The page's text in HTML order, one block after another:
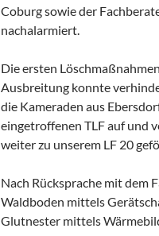
Coburg sowie der
nachalarmiert.
Die ersten
Ausbreitung konnte
die Kameraden aus
eingetroffenen TLF auf und
weiter zu unserem LF 20
Nach Rücksprache mit dem
Waldboden mittels
Glutnester mittels